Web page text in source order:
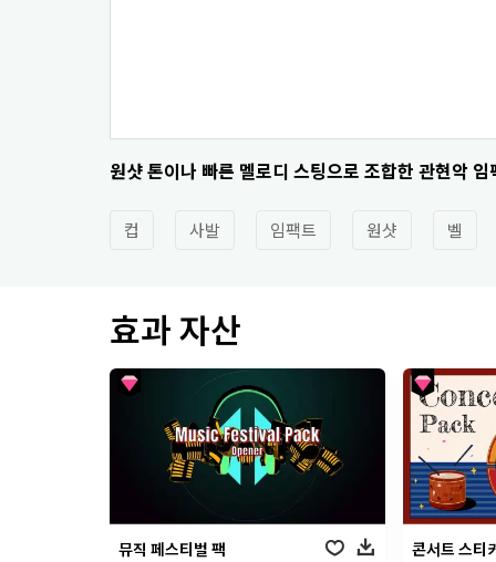
원샷 톤이나 빠른 멜로디 스팅으로 조합한 관현악
컵 사발 임팩트 원샷 벨
효과 자산
뮤직 페스티벌 팩 콘서트 스티